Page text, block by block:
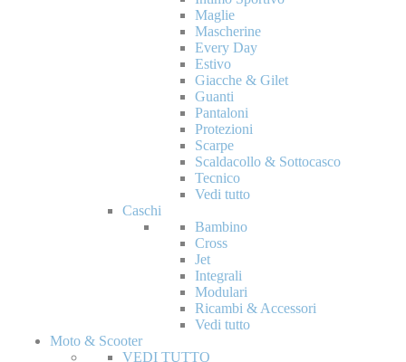
Maglie
Mascherine
Every Day
Estivo
Giacche & Gilet
Guanti
Pantaloni
Protezioni
Scarpe
Scaldacollo & Sottocasco
Tecnico
Vedi tutto
Caschi
Bambino
Cross
Jet
Integrali
Modulari
Ricambi & Accessori
Vedi tutto
Moto & Scooter
VEDI TUTTO